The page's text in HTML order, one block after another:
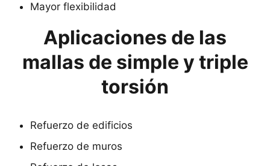
Mayor flexibilidad
Aplicaciones de las
mallas de simple y triple
torsión
Refuerzo de edificios
Refuerzo de muros